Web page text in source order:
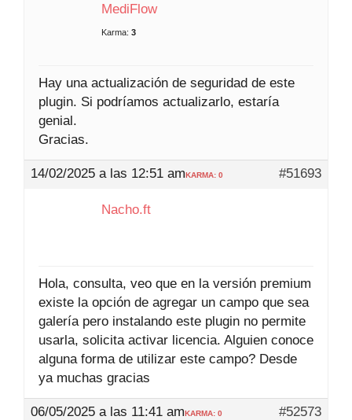
MediFlow
Karma: 3
Hay una actualización de seguridad de este
plugin. Si podríamos actualizarlo, estaría
genial.
Gracias.
14/02/2025 a las 12:51 am #51693
KARMA: 0
Nacho.ft
Hola, consulta, veo que en la versión premium
existe la opción de agregar un campo que sea
galería pero instalando este plugin no permite
usarla, solicita activar licencia. Alguien conoce
alguna forma de utilizar este campo? Desde
ya muchas gracias
06/05/2025 a las 11:41 am #52573
KARMA: 0